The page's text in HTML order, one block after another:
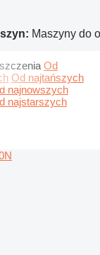
Maszyny do
Od
Od najtańszych
najnowszych
najstarszych